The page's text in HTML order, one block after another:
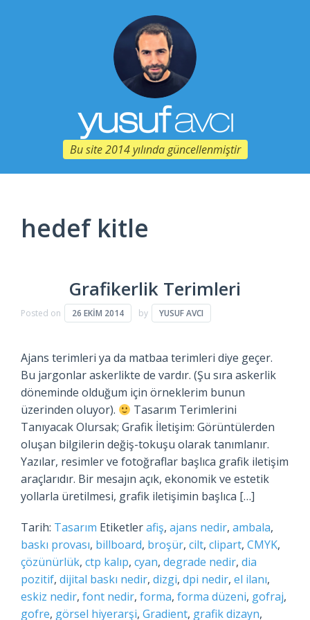
Bu site 2014 yılında güncellenmiştir
hedef kitle
Grafikerlik Terimleri
Posted on 26 EKIM 2014 by YUSUF AVCI
Ajans terimleri ya da matbaa terimleri diye geçer.
Bu jargonlar askerlikte de vardır. (Şu sıra askerlik
döneminde olduğum için örneklerim bunun
üzerinden oluyor).
Tasarım Terimlerini
Tanıyacak Olursak; Grafik İletişim: Görüntülerden
oluşan bilgilerin değiş-tokuşu olarak tanımlanır.
Yazılar, resimler ve fotoğraflar başlıca grafik iletişim
araçlarıdır. Bir mesajın açık, ekonomik ve estetik
yollarla üretilmesi, grafik iletişimin başlıca […]
Tarih: Tasarım Etiketlerafiş, ajans nedir, ambala,
baskı provası, billboard, broşür, cilt, clipart, CMYK,
çözünürlük, ctp kalıp, cyan, degrade nedir, dia
pozitif, dijital baskı nedir, dizgi, dpi nedir, el ilanı,
eskiz nedir, font nedir, forma, forma düzeni, gofraj,
gofre, görsel hiyerarşi, Gradient, grafik dizayn,